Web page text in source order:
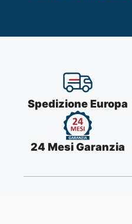
Spedizione Europa
24 Mesi Garanzia